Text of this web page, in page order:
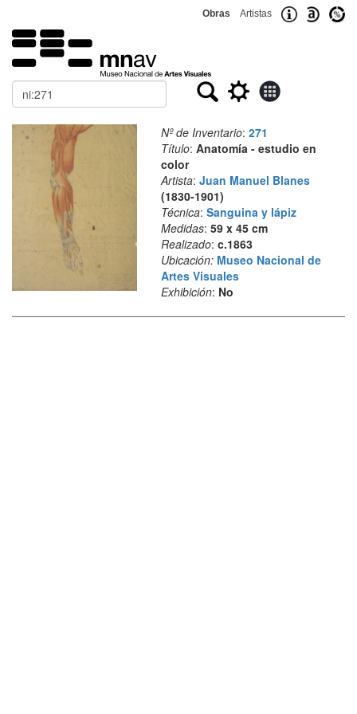
Obras Artistas
Buscar
Nº de Inventario: 271
Título: Anatomía - estudio en
color
Artista: Juan Manuel Blanes
(1830-1901)
Técnica: Sanguina y lápiz
Medidas: 59 x 45 cm
Realizado: c.1863
Ubicación: Museo Nacional de
Artes Visuales
Exhibición: No